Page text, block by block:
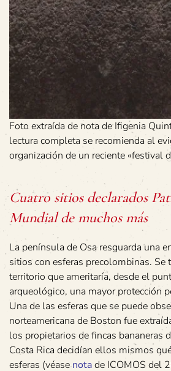
Foto extraída de nota de Ifigenia
lectura completa se recomienda al
organización de un reciente «festival
Cuatro sitios declarados
Mundial de muchos más
La península de Osa resguarda una
sitios con esferas precolombinas. Se
territorio que ameritaría, desde el
arqueológico, una mayor protección
Una de las esferas que se puede
norteamericana de Boston fue
los propietarios de fincas bananeras
Costa Rica decidían ellos mismos
esferas (véasenotade ICOMOS del